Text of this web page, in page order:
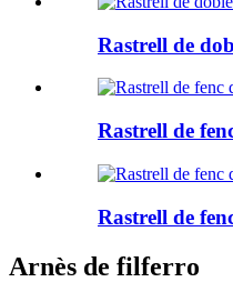
Rastrell de
Rastrell de
Rastrell de
Arnès de filferro